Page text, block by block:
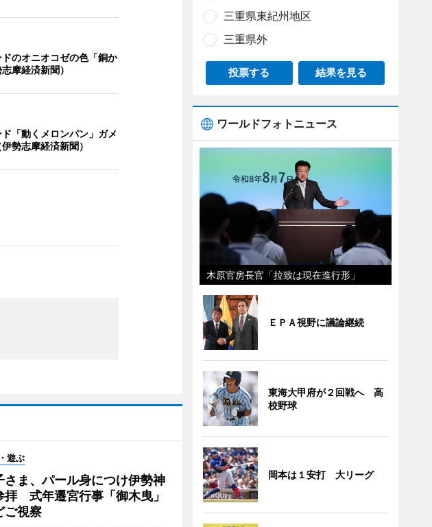
のオニオコゼの色「銅か
摩経済新聞）
「動くメロンパン」ガメ
勢志摩経済新聞）
遊ぶ
さま、パール身につけ伊勢神
拝 式年遷宮行事「御木曳」
ご視察
三重県東紀州地区
三重県外
投票する 結果を見る
ワールドフォトニュース
木原官房長官「拉致は現在進行形」
ＥＰＡ視野に議論継続
東海大甲府が２回戦へ 高
校野球
岡本は１安打 大リーグ